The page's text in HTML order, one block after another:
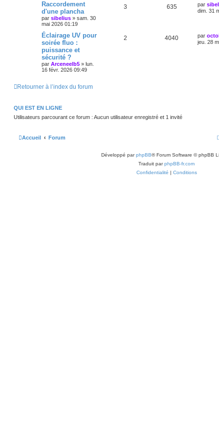
Raccordement
d'une plancha
par sibelius » sam. 30
mai 2026 01:19
3 635 par
dim. 31
Éclairage UV pour
soirée fluo :
puissance et
sécurité ?
par Arceneelb5 » lun.
16 févr. 2026 09:49
2 4040 par
jeu. 28
Retourner à l’index du forum
QUI EST EN LIGNE
Utilisateurs parcourant ce forum : Aucun utilisateur enregistré et 1 invité
Accueil Forum
Développé parphpBB® Forum Software © phpBB
Traduit parphpBB-fr.com
Confidentialité | Conditions